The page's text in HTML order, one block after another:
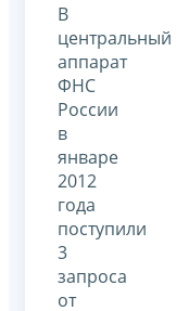
В
центральный
аппарат
ФНС
России
в
январе
2012
года
поступили
3
запроса
от